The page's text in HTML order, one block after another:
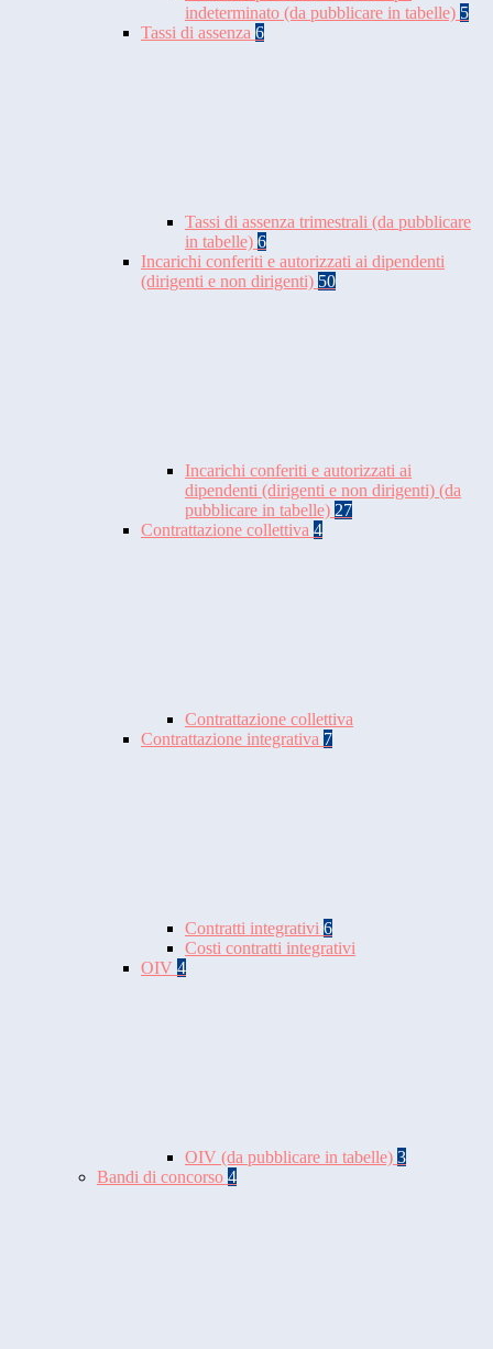
indeterminato (da pubblicare in tabelle) 5
Tassi di assenza 6
Tassi di assenza trimestrali (da pubblicare
in tabelle) 6
Incarichi conferiti e autorizzati ai dipendenti
(dirigenti e non dirigenti) 50
Incarichi conferiti e autorizzati ai
dipendenti (dirigenti e non dirigenti) (da
pubblicare in tabelle) 27
Contrattazione collettiva 4
Contrattazione collettiva
Contrattazione integrativa 7
Contratti integrativi 6
Costi contratti integrativi
OIV 4
OIV (da pubblicare in tabelle) 3
Bandi di concorso 4